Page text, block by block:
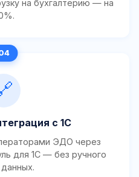
на бухгалтерию — на
с 1С
ЭДО через
для 1С — без ручного